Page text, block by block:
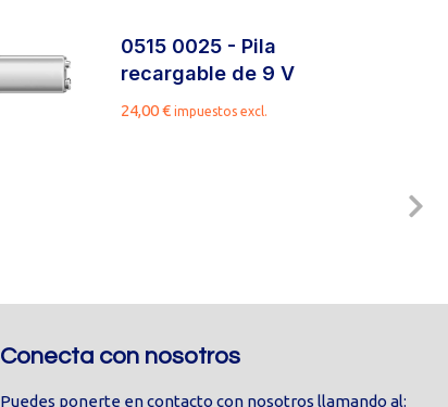
0515 0025 - Pila
recargable de 9 V
24,00€ impuestos excl.
Conecta con nosotros
Puedes ponerte en contacto con nosotros llamando al: